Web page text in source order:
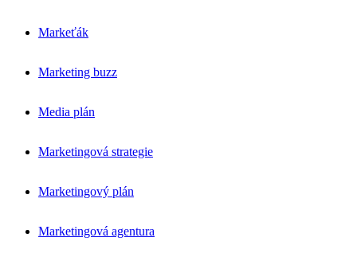
Markeťák
Marketing buzz
Media plán
Marketingová strategie
Marketingový plán
Marketingová agentura